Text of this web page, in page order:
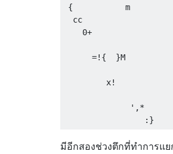
{           m
cc
0+
=!{  }M
x!
',*
มีอีกสองช่วงตึกที่ทำการแ